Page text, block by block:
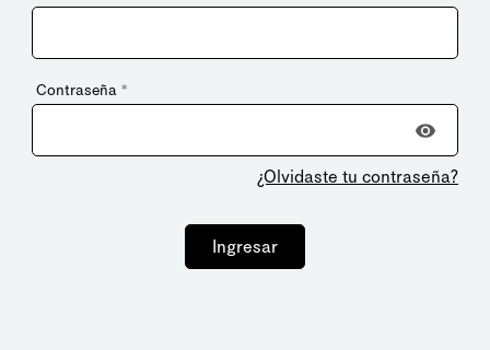
Contraseña *
¿Olvidaste tu contraseña?
Ingresar